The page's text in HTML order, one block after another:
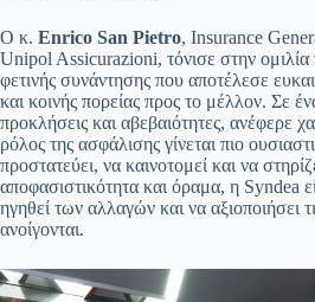
Ο κ. Enrico San Pietro, Insurance
Unipol Assicurazioni, τόνισε στην ομιλία
φετινής συνάντησης που αποτέλεσε
και κοινής πορείας προς το μέλλον. Σε
προκλήσεις και αβεβαιότητες, ανέφερε
ρόλος της ασφάλισης γίνεται πιο
προστατεύει, να καινοτομεί και να
αποφασιστικότητα και όραμα, η Syndea
ηγηθεί των αλλαγών και να αξιοποιήσει
ανοίγονται.